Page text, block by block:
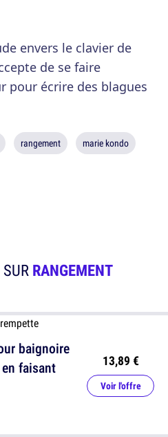
envers le clavier de
de se faire
pour écrire des blagues
rangement marie kondo
RANGEMENT
baignoire
faisant
13,89 €
Voir l'offre